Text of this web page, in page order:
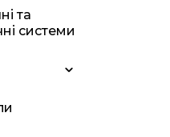
та
системи